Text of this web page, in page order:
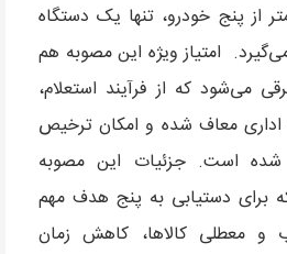
از پنج خودرو، تنها یک دستگاه
امتیاز ویژه این مصوبه هم
می‌شود که از فرآیند استعلام،
معاف شده و امکان ترخیص
شده است. جزئیات این مصوبه
برای دستیابی به پنج هدف مهم
و معطلی کالاها، کاهش زمان